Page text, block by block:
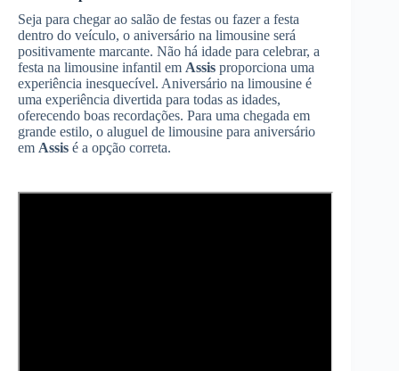
Seja para chegar ao salão de festas ou fazer a festa
dentro do veículo, o aniversário na limousine será
positivamente marcante. Não há idade para celebrar, a
festa na limousine infantil em Assis proporciona uma
experiência inesquecível. Aniversário na limousine é
uma experiência divertida para todas as idades,
oferecendo boas recordações. Para uma chegada em
grande estilo, o aluguel de limousine para aniversário
em Assis é a opção correta.